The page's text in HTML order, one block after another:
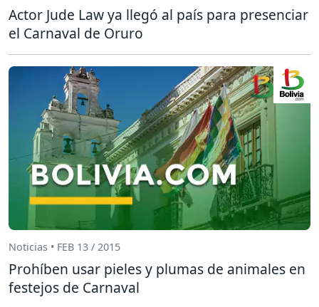
Actor Jude Law ya llegó al país para presenciar
el Carnaval de Oruro
Noticias • FEB 13 / 2015
Prohíben usar pieles y plumas de animales en
festejos de Carnaval